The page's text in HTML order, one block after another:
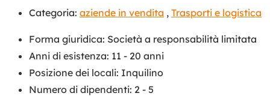
Categoria: aziende in vendita , Trasporti e logistica
Forma giuridica: Società a responsabilità limitata
Anni di esistenza: 11 - 20 anni
Posizione dei locali: Inquilino
Numero di dipendenti: 2 - 5